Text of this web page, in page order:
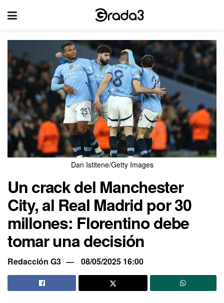
Dan Istitene/Getty Images
Un crack del Manchester
City, al Real Madrid por 30
millones: Florentino debe
tomar una decisión
Redacción G3 08/05/2025 16:00